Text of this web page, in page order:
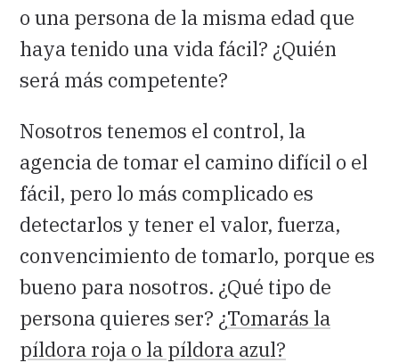
o una persona de la misma edad que
haya tenido una vida fácil? ¿Quién
será más competente?
Nosotros tenemos el control, la
agencia de tomar el camino difícil o el
fácil, pero lo más complicado es
detectarlos y tener el valor, fuerza,
convencimiento de tomarlo, porque es
bueno para nosotros. ¿Qué tipo de
persona quieres ser? ¿Tomarás la
píldora roja o la píldora azul?